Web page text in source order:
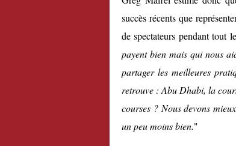
succès récents que
de spectateurs pendant tout
payent bien mais qui nous
partager les meilleures
retrouve : Abu Dhabi, la
courses ? Nous devons
un peu moins bien."